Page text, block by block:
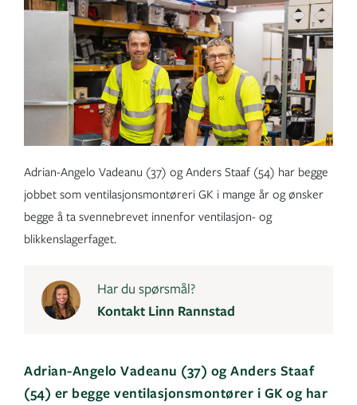
Adrian-Angelo Vadeanu (37) og Anders Staaf (54) har begge
jobbet som ventilasjonsmontøreri GK i mange år og ønsker
begge å ta svennebrevet innenfor ventilasjon- og
blikkenslagerfaget.
Har du spørsmål?
Kontakt Linn Rannstad
Adrian-Angelo Vadeanu (37) og Anders Staaf
(54) er begge ventilasjonsmontører i GK og har